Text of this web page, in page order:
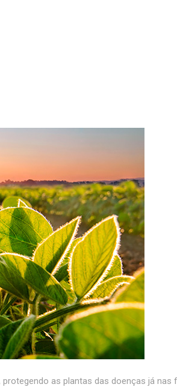
as plantas das doenças já nas